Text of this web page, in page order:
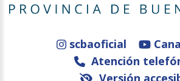
scbaoficial
Atención